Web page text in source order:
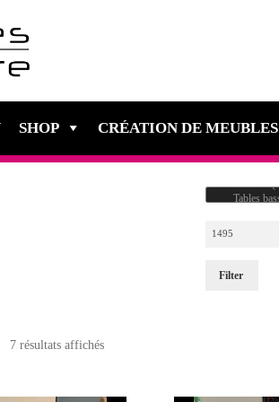
SHOP CRÉATION DE MEUBLES
Filter
7 résultats affichés